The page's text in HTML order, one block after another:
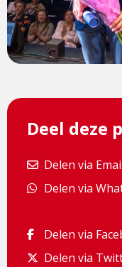
Deel deze
Delen via
Delen via
Delen via
Delen via
Delen via
Delen via
Delen via
Delen via